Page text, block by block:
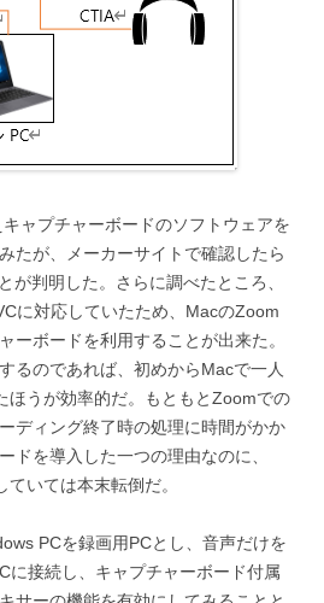
ャプチャーボードのソフトウェアを
たが、メーカーサイトで確認したら
が判明した。さらに調べたところ、
に対応していたため、MacのZoom
ーボードを利用することが出来た。
るのであれば、初めからMacで一人
ほうが効率的だ。もともとZoomでの
ディング終了時の処理に時間がかか
ドを導入した一つの理由なのに、
いては本末転倒だ。
PCを録画用PCとし、音声だけを
に接続し、キャプチャーボード付属